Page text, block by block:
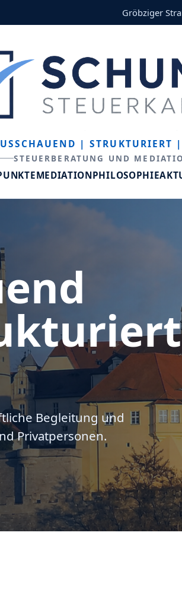
Gröbziger
| STRUKTURIERT
STEUERBERATUNG UND
MEDIATIONPHILOSOPHIE
Begleitung und
Privatpersonen.